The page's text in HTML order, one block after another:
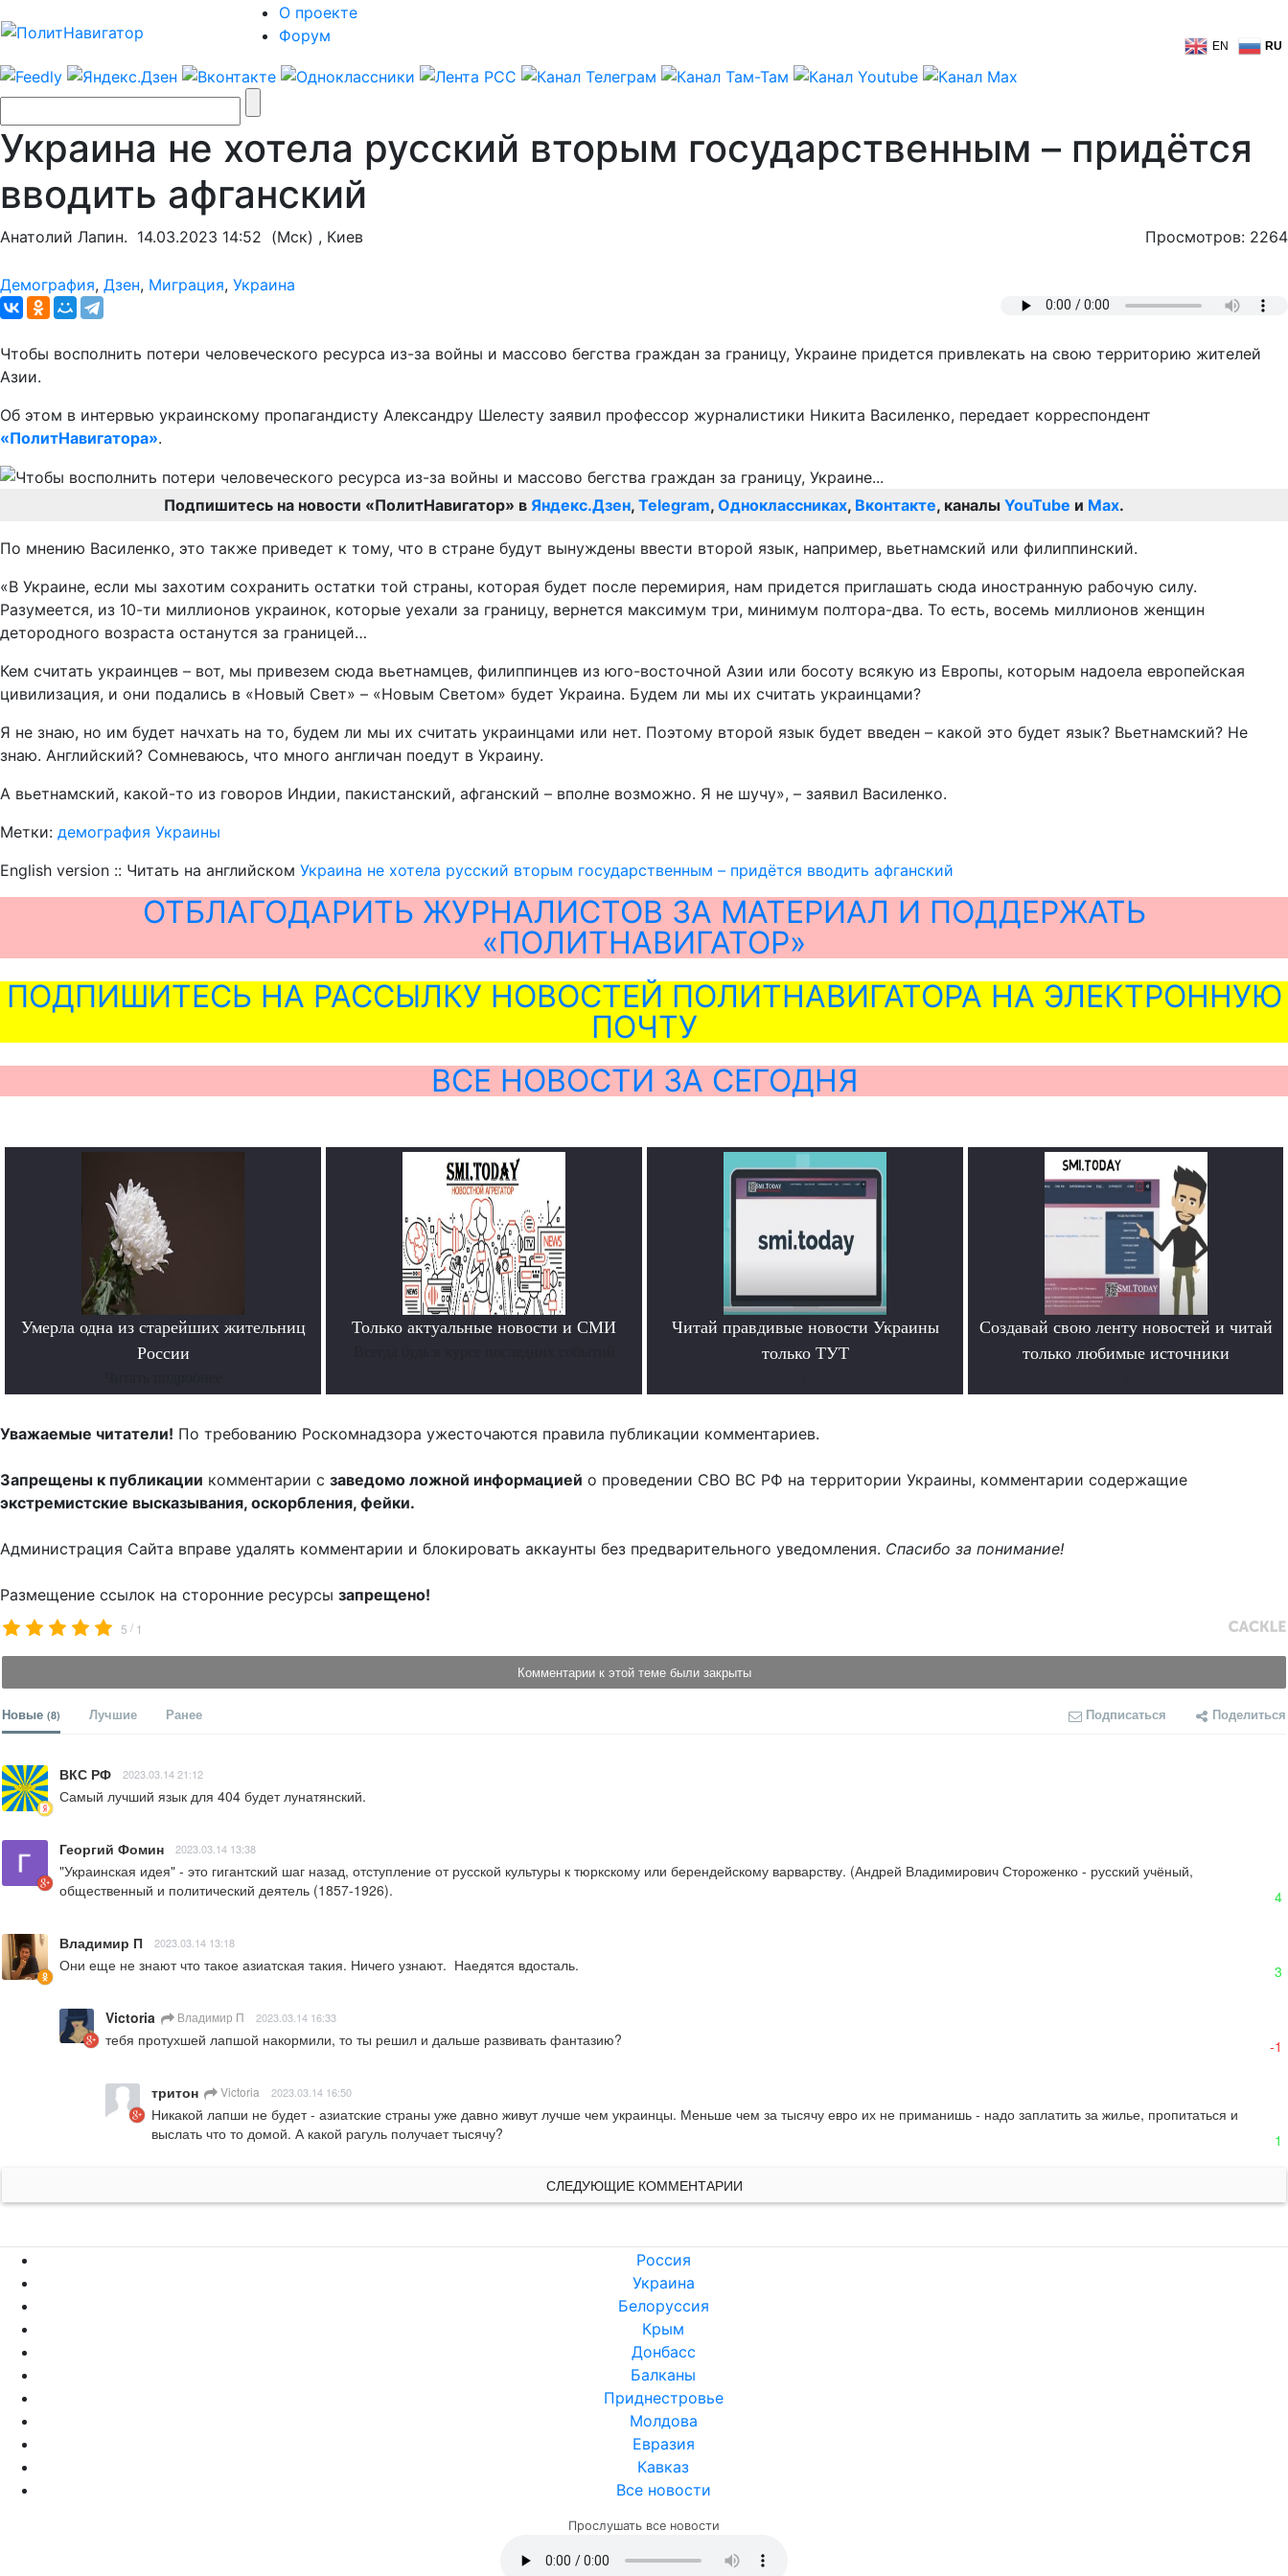
О проекте
Форум
EN RU
Украина не хотела русский вторым государственным – придётся
вводить афганский
Анатолий Лапин. 14.03.2023 14:52 (Мск) , Киев Просмотров: 2264
Демография, Дзен, Миграция, Украина
Чтобы восполнить потери человеческого ресурса из-за войны и массово бегства граждан за границу, Украине придется привлекать на свою территорию жителей
Азии.
Об этом в интервью украинскому пропагандисту Александру Шелесту заявил профессор журналистики Никита Василенко, передает корреспондент
«ПолитНавигатора».
Подпишитесь на новости «ПолитНавигатор» в Яндекс.Дзен, Telegram, Одноклассниках, Вконтакте, каналы YouTube и Max.
По мнению Василенко, это также приведет к тому, что в стране будут вынуждены ввести второй язык, например, вьетнамский или филиппинский.
«В Украине, если мы захотим сохранить остатки той страны, которая будет после перемирия, нам придется приглашать сюда иностранную рабочую силу.
Разумеется, из 10-ти миллионов украинок, которые уехали за границу, вернется максимум три, минимум полтора-два. То есть, восемь миллионов женщин
детородного возраста останутся за границей…
Кем считать украинцев – вот, мы привезем сюда вьетнамцев, филиппинцев из юго-восточной Азии или босоту всякую из Европы, которым надоела европейская
цивилизация, и они подались в «Новый Свет» – «Новым Светом» будет Украина. Будем ли мы их считать украинцами?
Я не знаю, но им будет начхать на то, будем ли мы их считать украинцами или нет. Поэтому второй язык будет введен – какой это будет язык? Вьетнамский? Не
знаю. Английский? Сомневаюсь, что много англичан поедут в Украину.
А вьетнамский, какой-то из говоров Индии, пакистанский, афганский – вполне возможно. Я не шучу», – заявил Василенко.
Метки: демография Украины
English version :: Читать на английском Украина не хотела русский вторым государственным – придётся вводить афганский
ОТБЛАГОДАРИТЬ ЖУРНАЛИСТОВ ЗА МАТЕРИАЛ И ПОДДЕРЖАТЬ
«ПОЛИТНАВИГАТОР»
ПОДПИШИТЕСЬ НА РАССЫЛКУ НОВОСТЕЙ ПОЛИТНАВИГАТОРА НА ЭЛЕКТРОННУЮ
ПОЧТУ
ВСЕ НОВОСТИ ЗА СЕГОДНЯ
Умерла одна из старейших жительниц
России
Только актуальные новости и СМИ
Читай правдивые новости Украины
только ТУТ
Создавай свою ленту новостей и читай
только любимые источники
Уважаемые читатели! По требованию Роскомнадзора ужесточаются правила публикации комментариев.
Запрещены к публикации комментарии с заведомо ложной информацией о проведении СВО ВС РФ на территории Украины, комментарии содержащие
экстремистские высказывания, оскорбления, фейки.
Администрация Сайта вправе удалять комментарии и блокировать аккаунты без предварительного уведомления. Спасибо за понимание!
Размещение ссылок на сторонние ресурсы запрещено!
5 / 1
Комментарии к этой теме были закрыты
Новые (8) Лучшие Ранее Подписаться Поделиться
ВКС РФ 2023.03.14 21:12
Самый лучший язык для 404 будет лунатянский.
Георгий Фомин 2023.03.14 13:38
"Украинская идея" - это гигантский шаг назад, отступление от русской культуры к тюркскому или берендейскому варварству. (Андрей Владимирович Стороженко - русский учёный,
общественный и политический деятель (1857-1926).
4
Владимир П 2023.03.14 13:18
Они еще не знают что такое азиатская такия. Ничего узнают.  Наедятся вдосталь. 3
Victoria Владимир П 2023.03.14 16:33
тебя протухшей лапшой накормили, то ты решил и дальше развивать фантазию? -1
тритон Victoria 2023.03.14 16:50
Никакой лапши не будет - азиатские страны уже давно живут лучше чем украинцы. Меньше чем за тысячу евро их не приманишь - надо заплатить за жилье, пропитаться и
выслать что то домой. А какой рагуль получает тысячу?
1
СЛЕДУЮЩИЕ КОММЕНТАРИИ
Россия
Украина
Белоруссия
Крым
Донбасс
Балканы
Приднестровье
Молдова
Евразия
Кавказ
Все новости
Прослушать все новости